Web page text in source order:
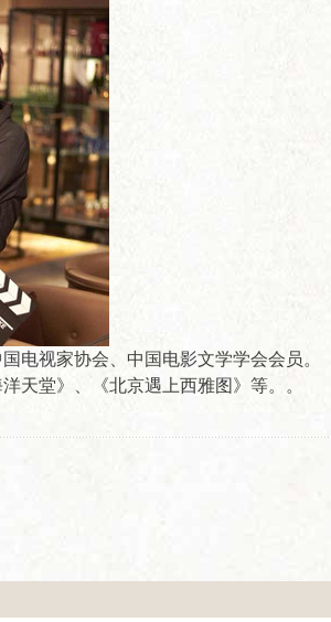
电视家协会、中国电影文学学会会员。
天堂》、《北京遇上西雅图》等。。